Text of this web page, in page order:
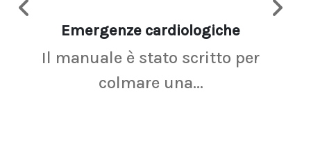
Emergenze cardiologiche
Il manuale è stato scritto per
colmare una...